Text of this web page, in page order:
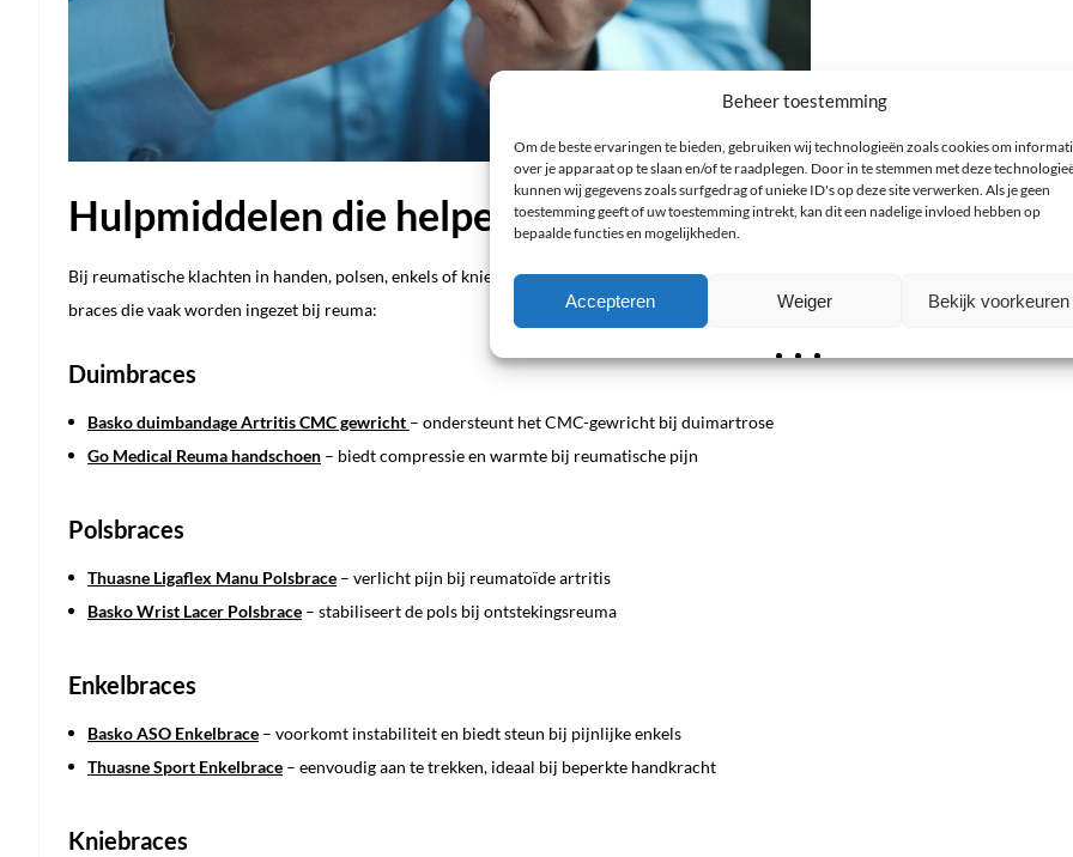
Beheer toestemming
Om de beste ervaringen te bieden, gebruiken wij technologieën zoals cookies om
over je apparaat op te slaan en/of te raadplegen. Door in te stemmen met deze
kunnen wij gegevens zoals surfgedrag of unieke ID's op deze site verwerken. Als je geen
toestemming geeft of uw toestemming intrekt, kan dit een nadelige invloed hebben op
bepaalde functies en mogelijkheden.
Accepteren Weiger Bekijk voorkeuren
Hulpmiddelen die helpen bij reuma
Bij reumatische klachten in handen, polsen, enkels of knieën kunnen braces een belangrijke rol spelen. Hieronder vindt u een selectie van
braces die vaak worden ingezet bij reuma:
Duimbraces
Basko duimbandage Artritis CMC gewricht – ondersteunt het CMC-gewricht bij duimartrose
Go Medical Reuma handschoen – biedt compressie en warmte bij reumatische pijn
Polsbraces
Thuasne Ligaflex Manu Polsbrace – verlicht pijn bij reumatoïde artritis
Basko Wrist Lacer Polsbrace – stabiliseert de pols bij ontstekingsreuma
Enkelbraces
Basko ASO Enkelbrace – voorkomt instabiliteit en biedt steun bij pijnlijke enkels
Thuasne Sport Enkelbrace – eenvoudig aan te trekken, ideaal bij beperkte handkracht
Kniebraces